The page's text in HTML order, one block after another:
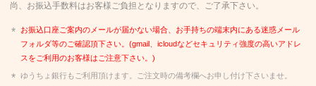
尚、お振込手数料はお客様ご負担となりますので、ご了承下さい。
お振込口座ご案内のメールが届かない場合、お手持ちの端末内にある迷惑メール
フォルダ等のご確認頂下さい。(gmail、icloudなどセキュリティ強度の高いアドレ
スをご利用のお客様はご注意下さい。)
ゆうちょ銀行もご利用頂けます。ご注文時の備考欄へお申し付け下さいませ。